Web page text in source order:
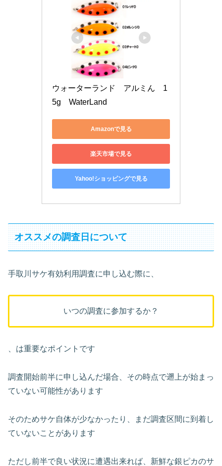
ウォーターランド　アルミん　1
5g　WaterLand
Amazonで見る
楽天市場で見る
Yahoo!ショッピングで見る
オススメの調査日について
手取川サケ有効利用調査に申し込む際に、
いつの調査に参加するか？
、は重要なポイントです
調査開始前半に申し込んだ場合、その時点で遡上が始まっ
ていない可能性があります
そのためサケ自体が少なかったり、まだ調査区間に到着し
ていないことがあります
ただし前半で良い状況に遭遇出来れば、新鮮な銀ピカのサ